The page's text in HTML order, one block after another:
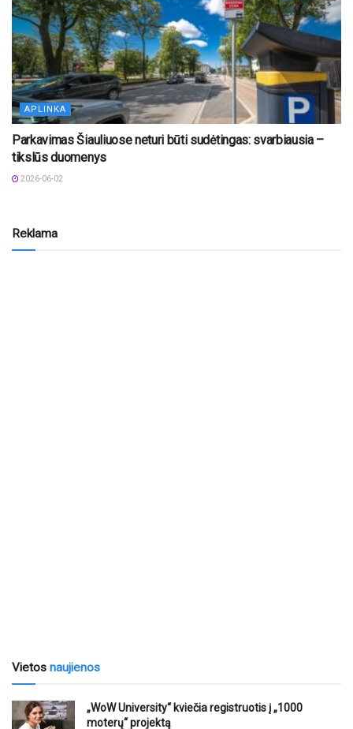
APLINKA
Parkavimas Šiauliuose neturi būti sudėtingas: svarbiausia –
tikslūs duomenys
2026-06-02
Reklama
Vietos naujienos
„WoW University“ kviečia registruotis į „1000
moterų“ projektą